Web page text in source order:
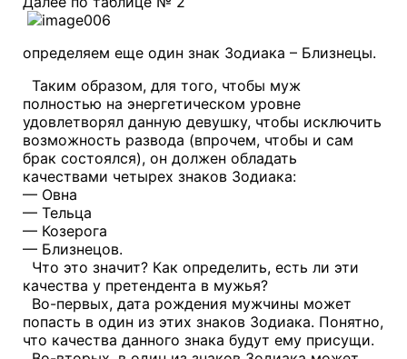
определяем еще один знак Зодиака – Близнецы.
Таким образом, для того, чтобы муж
полностью на энергетическом уровне
удовлетворял данную девушку, чтобы исключить
возможность развода (впрочем, чтобы и сам
брак состоялся), он должен обладать
качествами четырех знаков Зодиака:
— Овна
— Тельца
— Козерога
— Близнецов.
Что это значит? Как определить, есть ли эти
качества у претендента в мужья?
Во-первых, дата рождения мужчины может
попасть в один из этих знаков Зодиака. Понятно,
что качества данного знака будут ему присущи.